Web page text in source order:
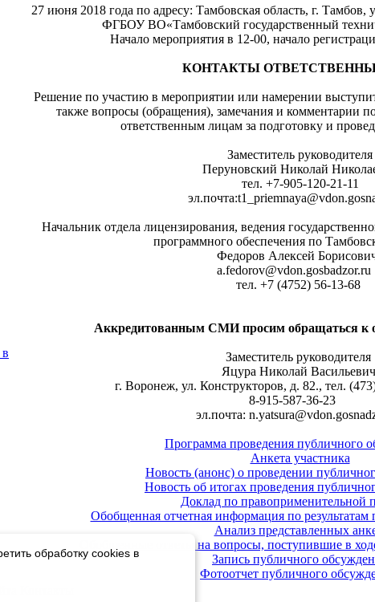
27 июня 2018 года по адресу: Тамбовская область, г. Тамбов,
ФГБОУ ВО«Тамбовский государственный
Начало мероприятия в 12-00, начало
КОНТАКТЫ
Решение по участию в мероприятии или намерении
также вопросы (обращения), замечания и комментарии
ответственным лицам за подготовку и
Заместитель руководителя
Перуновский Николай
тел. +7-905-120-21-11
Начальник отдела лицензирования, ведения
программного обеспечения по
Федоров Алексей
тел. +7 (4752) 56-13-68
Аккредитованным СМИ просим обращаться к
Заместитель руководителя
Яцура Николай Васильевич
г. Воронеж, ул. Конструкторов, д. 82., тел.
8-915-587-36-23
эл.почта:
Программа проведения публичного
Анкета участника
Новость (анонс) о проведении
Новость об итогах проведения
Доклад по правоприменительной
Обобщенная отчетная информация по
Анализ представленных
Обобщенные ответы на вопросы, поступившие в
Запись публичного
Фотоотчет публичного
обработку cookies в